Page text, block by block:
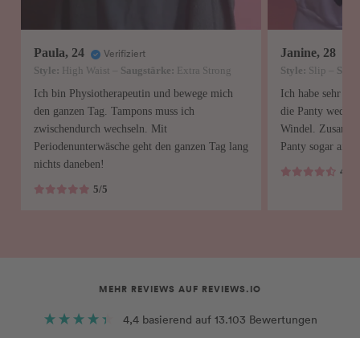
Paula, 24 Verifiziert
Style: High Waist – Saugstärke: Extra Strong
Ich bin Physiotherapeutin und bewege mich
den ganzen Tag. Tampons muss ich
zwischendurch wechseln. Mit
Periodenunterwäsche geht den ganzen Tag lang
nichts daneben!
5/5
Janine, 28
Style: Slip –
Ich habe sehr
die Panty weder
Windel.
Panty sogar an
MEHR REVIEWS AUF REVIEWS.IO
4,4 basierend auf 13.103 Bewertungen